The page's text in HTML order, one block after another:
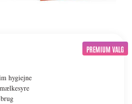
PREMIUM VALG
hygiejne